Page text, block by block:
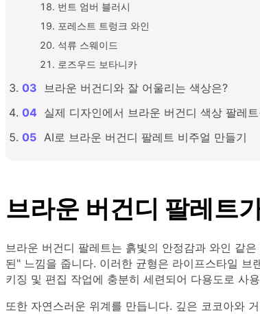
번트 엄버 블러시
포레스트 트렁크 와인
석류 스웨이드
로즈우드 보타니카
브라운 버건디와 잘 어울리는 색상은?
실제 디자인에서 브라운 버건디 색상 팔레
AI로 브라운 버건디 팔레트 비주얼 만들기
브라운 버건디 팔레트
브라운 버건디 팔레트는 흙빛의 안정감과 와인 같
된" 느낌을 줍니다. 이러한 균형은 라이프스타일 브
키징 및 편집 작업에 충분히 세련되어 다용도로 사
또한 자연스러운 위계를 만듭니다. 깊은 코코아와